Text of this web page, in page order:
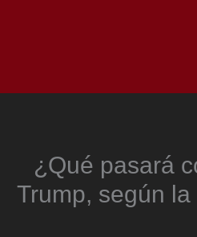
¿Qué pasará
Trump, según